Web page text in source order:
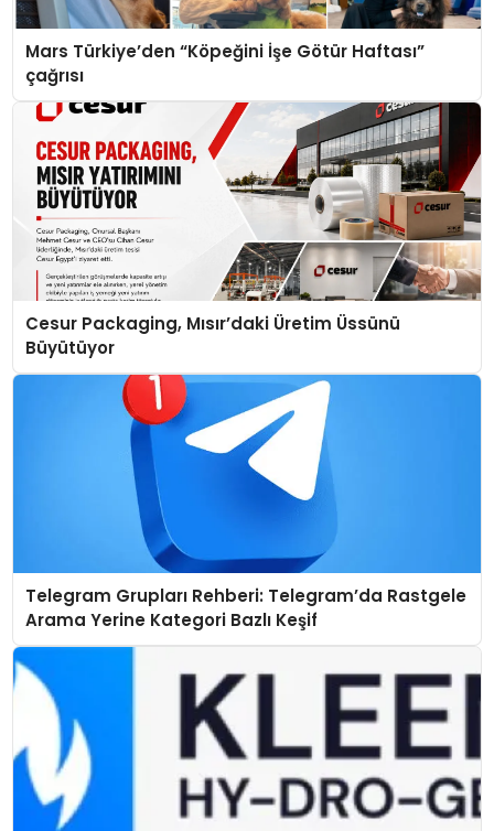
Mars Türkiye’den “Köpeğini İşe Götür Haftası”
çağrısı
Cesur Packaging, Mısır’daki Üretim Üssünü
Büyütüyor
Telegram Grupları Rehberi: Telegram’da Rastgele
Arama Yerine Kategori Bazlı Keşif